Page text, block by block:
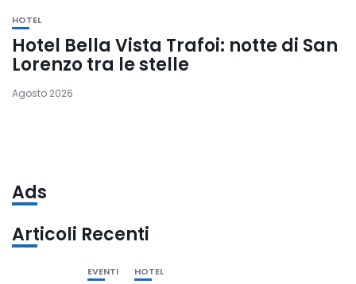
HOTEL
Hotel Bella Vista Trafoi: notte di San
Lorenzo tra le stelle
Agosto 2026
Ads
Articoli Recenti
EVENTI HOTEL